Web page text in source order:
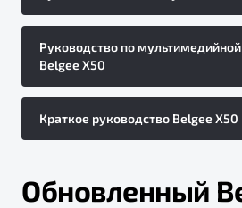
Руководство по
Belgee X50
Краткое руководство Belgee X50
Обновленный